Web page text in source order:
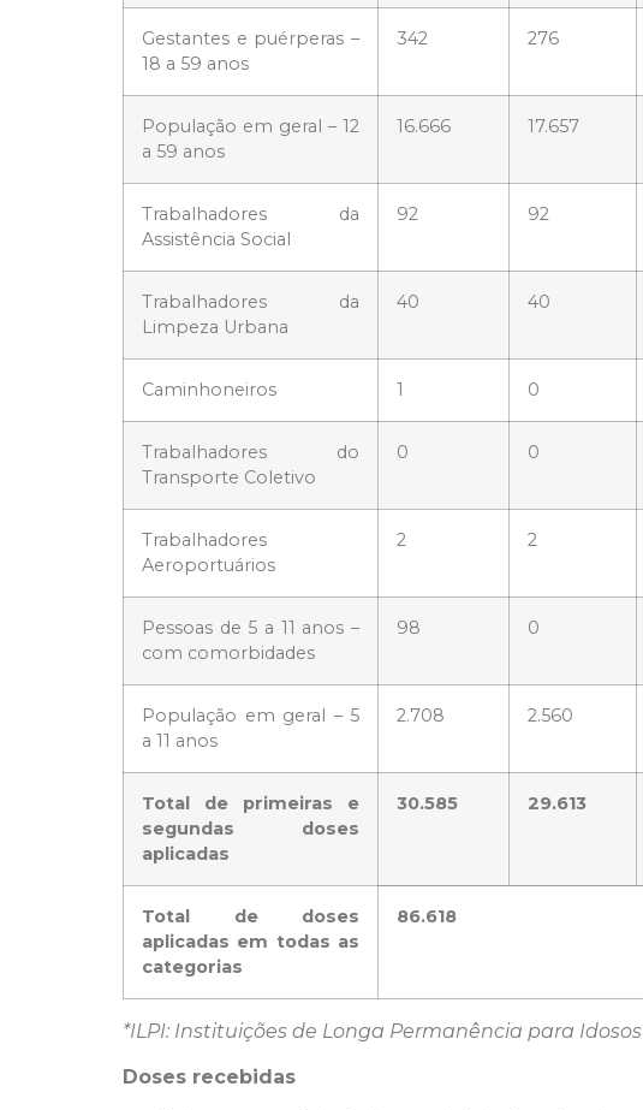
Gestantes e puérperas –
18 a 59 anos
342 276
População em geral – 12
a 59 anos
16.666 17.657
Trabalhadores da
Assistência Social
92 92
Trabalhadores da
Limpeza Urbana
40 40
Caminhoneiros 1 0
Trabalhadores do
Transporte Coletivo
0 0
Trabalhadores
Aeroportuários
2 2
Pessoas de 5 a 11 anos –
com comorbidades
98 0
População em geral – 5
a 11 anos
2.708 2.560
Total de primeiras e
segundas doses
aplicadas
30.585 29.613
Total de doses
aplicadas em todas as
categorias
86.618
*ILPI: Instituições de Longa Permanência para Idosos
Doses recebidas